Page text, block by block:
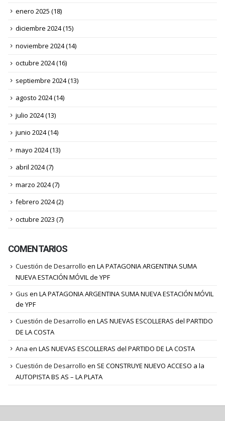
enero 2025 (18)
diciembre 2024(15)
noviembre 2024(14)
octubre 2024(16)
septiembre 2024(13)
agosto 2024(14)
julio 2024(13)
junio 2024(14)
mayo 2024(13)
abril 2024(7)
marzo 2024(7)
febrero 2024(2)
octubre 2023 (7)
COMENTARIOS
Cuestión de Desarrollo en LA PATAGONIA ARGENTINA SUMA
NUEVA ESTACIÓN MÓVIL de YPF
Gus en LA PATAGONIA ARGENTINA SUMA NUEVA ESTACIÓN MÓVIL
de YPF
Cuestión de Desarrollo en LAS NUEVAS ESCOLLERAS del PARTIDO
DE LA COSTA
Ana en LAS NUEVAS ESCOLLERAS del PARTIDO DE LA COSTA
Cuestión de Desarrollo en SE CONSTRUYE NUEVO ACCESO a la
AUTOPISTA BS AS – LA PLATA